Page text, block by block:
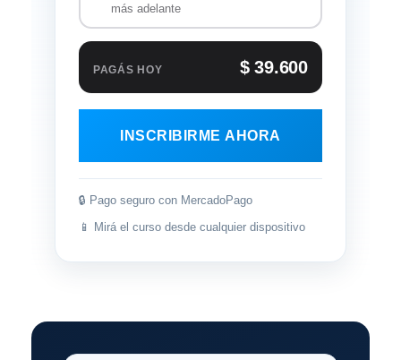
más adelante
PAGÁS HOY $ 39.600
INSCRIBIRME AHORA
🔒 Pago seguro con MercadoPago
📱 Mirá el curso desde cualquier dispositivo